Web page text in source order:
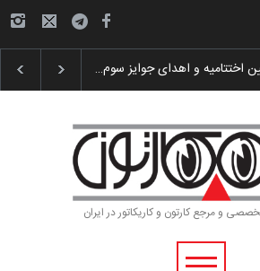
یاد اردوغان باشول (۱۹۳۶–۲۰۲۶)
و مرجع کارتون و کاریکاتور در ایران